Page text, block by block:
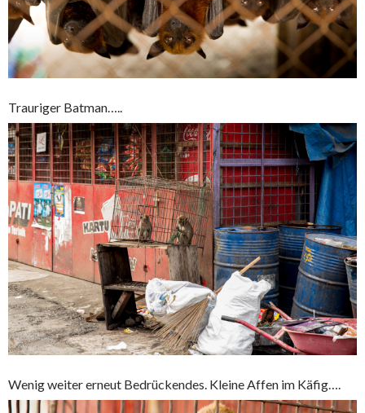
Trauriger Batman…..
Wenig weiter erneut Bedrückendes. Kleine Affen im Käfig….